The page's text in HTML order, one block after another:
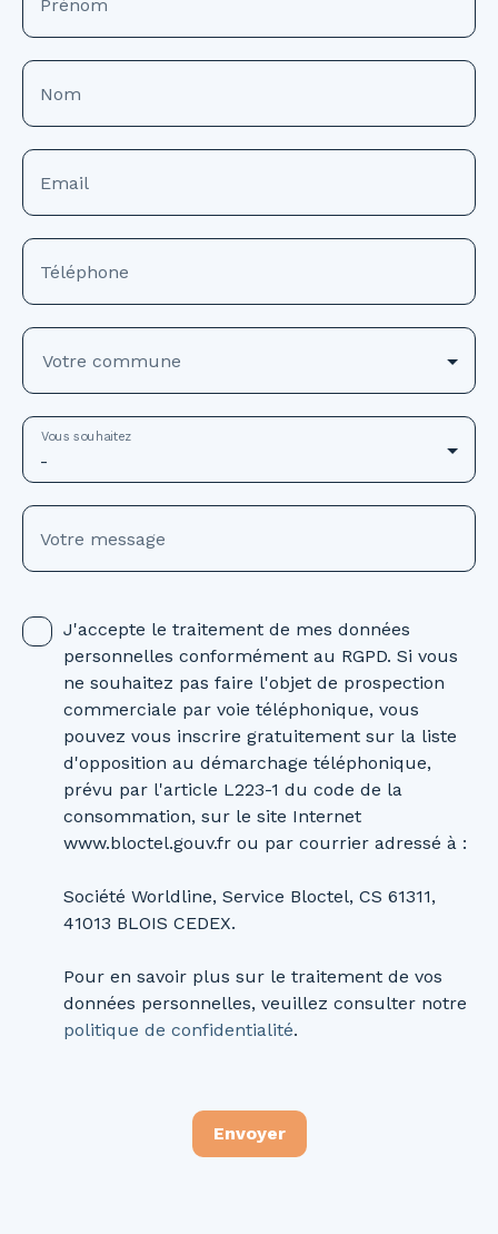
Prénom
Nom
Email
Téléphone
Votre commune
-
Vous souhaitez
Votre message
J'accepte le traitement de mes données
personnelles conformément au RGPD. Si vous
ne souhaitez pas faire l'objet de prospection
commerciale par voie téléphonique, vous
pouvez vous inscrire gratuitement sur la liste
d'opposition au démarchage téléphonique,
prévu par l'article L223-1 du code de la
consommation, sur le site Internet
www.bloctel.gouv.fr ou par courrier adressé à :
Société Worldline, Service Bloctel, CS 61311,
41013 BLOIS CEDEX.
Pour en savoir plus sur le traitement de vos
données personnelles, veuillez consulter notre
politique de confidentialité.
Envoyer